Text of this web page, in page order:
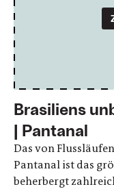
Brasiliens
| Pantanal
Das von
Pantanal ist das
beherbergt